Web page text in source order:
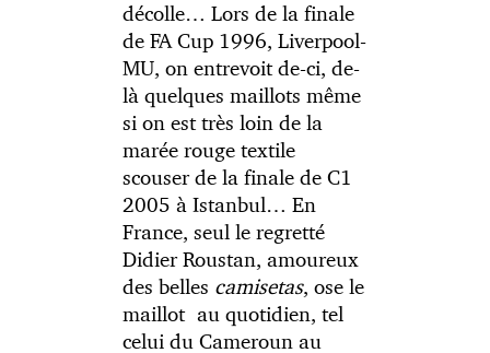
décolle… Lors de la finale
de FA Cup 1996, Liverpool-
MU, on entrevoit de-ci, de-
là quelques maillots même
si on est très loin de la
marée rouge textile
scouser de la finale de C1
2005 à Istanbul… En
France, seul le regretté
Didier Roustan, amoureux
des belles camisetas, ose le
maillot au quotidien, tel
celui du Cameroun au